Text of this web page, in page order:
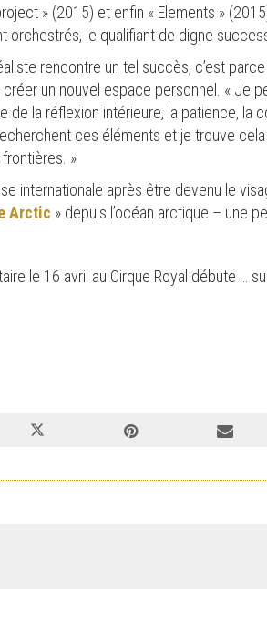
» (2015) et enfin « Elements »
le qualifiant de digne
rencontre un tel succès, c’est
créer un nouvel espace personnel. « Je
la réflexion intérieure, la patience, la
ces éléments et je trouve
»
internationale après être devenu le
Arctic » depuis l’océan arctique – une
le 16 avril au Cirque Royal débute …